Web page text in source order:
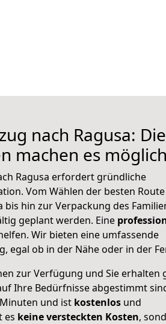
nach Ragusa: Die
machen es möglich
Ragusa erfordert gründliche
Vom Wählen der besten
bis hin zur Verpackung des
geplant werden. Eine
Wir bieten eine umfassende
egal ob in der Nähe oder in der
zur Verfügung und Sie erhalten
Ihre Bedürfnisse abgestimmt
und ist kostenlos und
es keine versteckten Kosten,